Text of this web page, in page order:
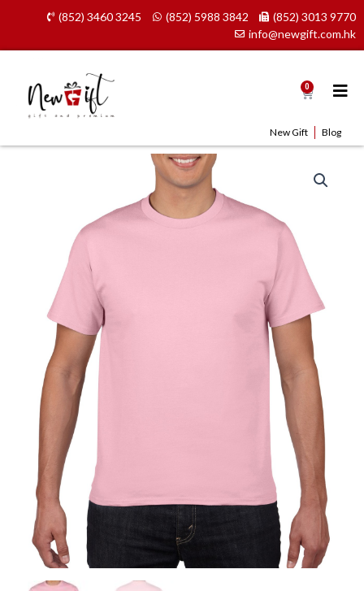
content
(852) 3460 3245 (852) 5988 3842
(852) 3013 9770
info@newgift.com.hk
0 Cart
New Gift Blog